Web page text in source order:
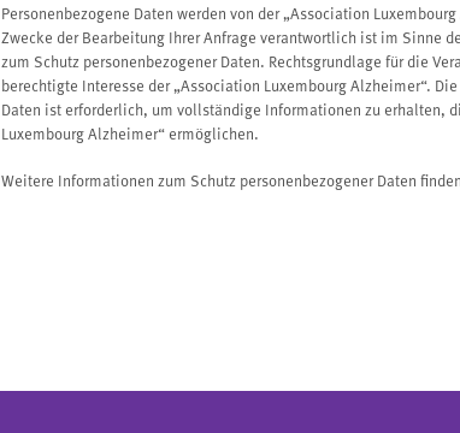
Personenbezogene Daten werden von der „Association
Zwecke der Bearbeitung Ihrer Anfrage verantwortlich ist im Sinne
zum Schutz personenbezogener Daten. Rechtsgrundlage für die
berechtigte Interesse der „Association Luxembourg Alzheimer“.
Daten ist erforderlich, um vollständige Informationen zu erhalten,
Luxembourg Alzheimer“ ermöglichen.
Weitere Informationen zum Schutz personenbezogener Daten finden